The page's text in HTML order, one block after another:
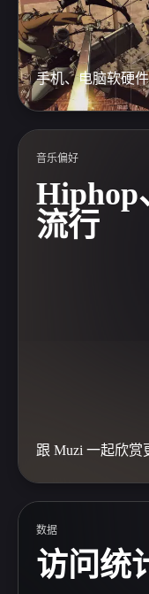
手机、电脑软硬件
音乐偏好
Hiphop
流行
跟 Muzi 一起欣赏
数据
访问统